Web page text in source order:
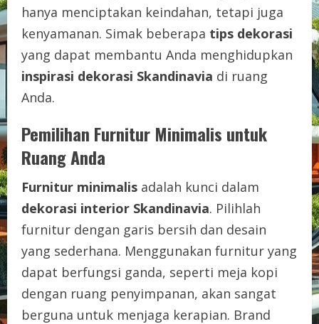
hanya menciptakan keindahan, tetapi juga
kenyamanan. Simak beberapa tips dekorasi
yang dapat membantu Anda menghidupkan
inspirasi dekorasi Skandinavia di ruang
Anda.
Pemilihan Furnitur Minimalis untuk
Ruang Anda
Furnitur minimalis adalah kunci dalam
dekorasi interior Skandinavia. Pilihlah
furnitur dengan garis bersih dan desain
yang sederhana. Menggunakan furnitur yang
dapat berfungsi ganda, seperti meja kopi
dengan ruang penyimpanan, akan sangat
berguna untuk menjaga kerapian. Brand